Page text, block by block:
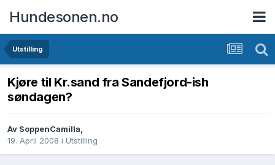
Hundesonen.no
Utstilling
Kjøre til Kr.sand fra Sandefjord-ish
søndagen?
Av SoppenCamilla,
19. April 2008 i Utstilling